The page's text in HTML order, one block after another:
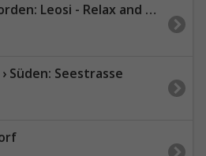
and Boulder Friendly Chalet - Chiesa di Sant'Ambrogio (Chironico)
Süden: Seestrasse